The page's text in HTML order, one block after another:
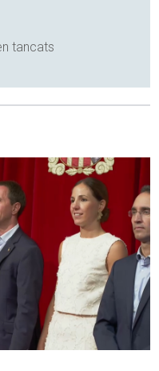
tancats